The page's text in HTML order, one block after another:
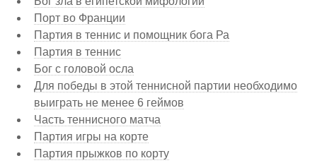
Порт во Франции
Партия в теннис и помощник бога Ра
Партия в теннис
Бог с головой осла
Для победы в этой теннисной партии необходимо
выиграть не менее 6 геймов
Часть теннисного матча
Партия игры на корте
Партия прыжков по корту